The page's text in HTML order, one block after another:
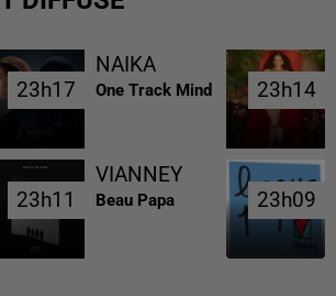
23h17
23h17
NAIKA
One Track Mind 23h14
23h14
23h11
23h11
VIANNEY
Beau Papa 23h09
23h09